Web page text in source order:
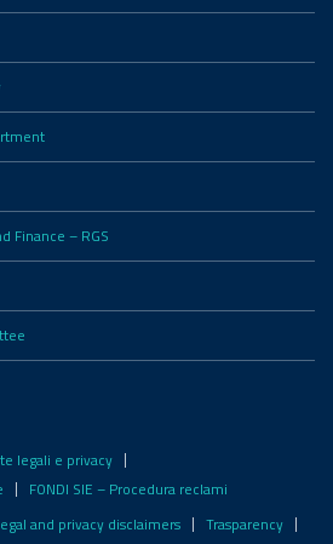
Finance – RGS
legali e privacy
FONDI SIE – Procedura reclami
and privacy disclaimers
Trasparency